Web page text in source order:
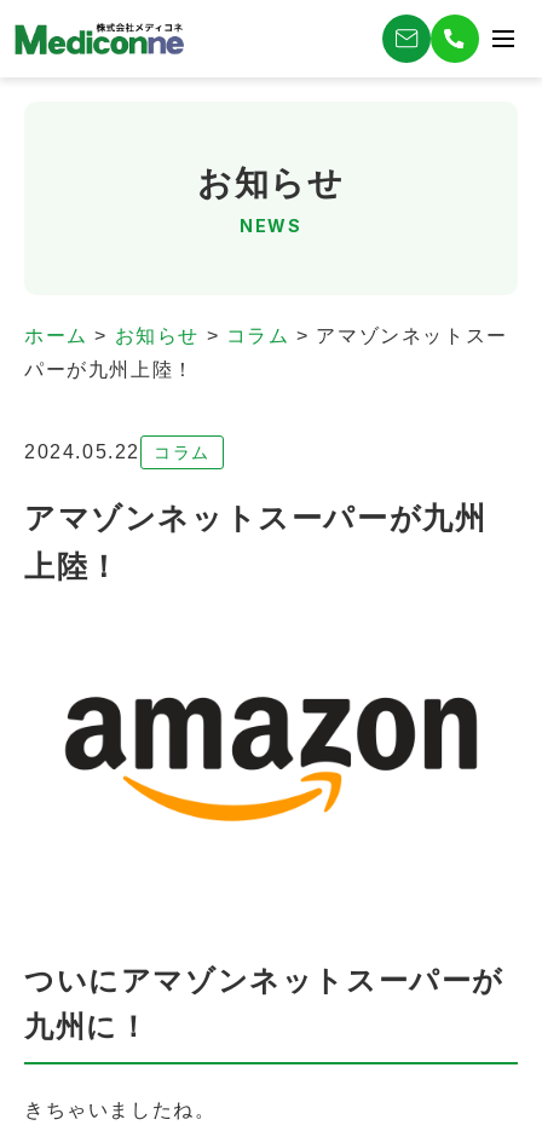
お知らせ
NEWS
ホーム > お知らせ > コラム > アマゾンネットスー
パーが九州上陸！
2024.05.22 コラム
アマゾンネットスーパーが九州
上陸！
ついにアマゾンネットスーパーが
九州に！
きちゃいましたね。